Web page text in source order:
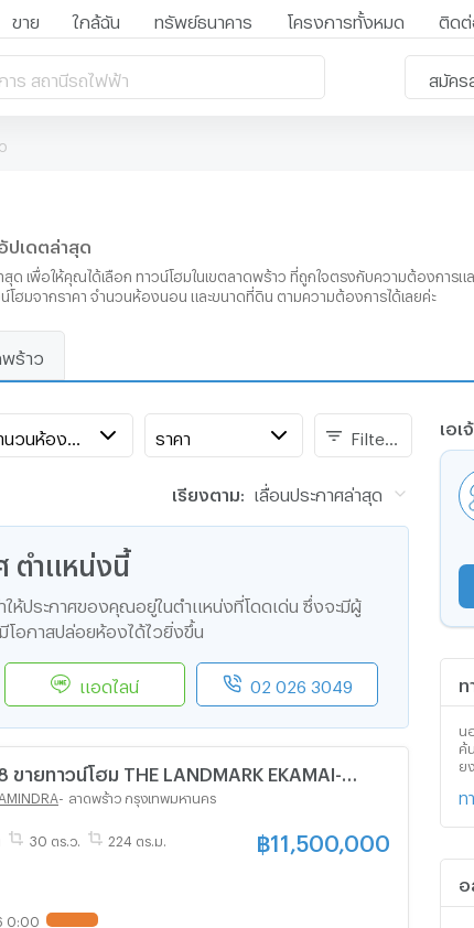
ขาย ใกล้ฉัน ทรัพย์ธนาคาร โครงการทั้งหมด ติดต่
าร สถานีรถไฟฟ้า สมัคร
ปเดตล่าสุด
สุด เพื่อให้คุณได้เลือก ทาวน์โฮมในเขตลาดพร้าว ที่ถูกใจตรงกับความต้องการแล
โฮมจากราคา จำนวนห้องนอน และขนาดที่ดิน ตามความต้องการได้เลยค่ะ
พร้าว
เอเ
ท
น
ค้
ย
ท
อ
ราคา
เรียงตาม: เลื่อนประกาศล่าสุด
ตำแหน่งนี้
ห้ประกาศของคุณอยู่ในตำแหน่งที่โดดเด่น ซึ่งจะมีผู้
โอกาสปล่อยห้องได้ไวยิ่งขึ้น
แอดไลน์ 02 026 3049
ม ld line @condoboy
ลาดพร้าว กรุงเทพมหานคร
30 ตร.ว. 224 ตร.ม. ฿11,500,000
0:00